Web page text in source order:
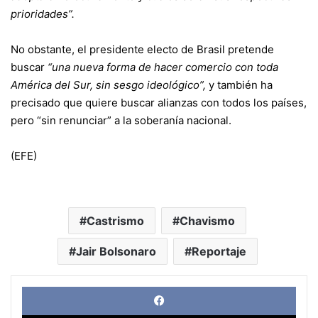
prioridades”.
No obstante, el presidente electo de Brasil pretende
buscar “una nueva forma de hacer comercio con toda
América del Sur, sin sesgo ideológico”, y también ha
precisado que quiere buscar alianzas con todos los países,
pero “sin renunciar” a la soberanía nacional.
(EFE)
Castrismo Chavismo
Jair Bolsonaro Reportaje
X